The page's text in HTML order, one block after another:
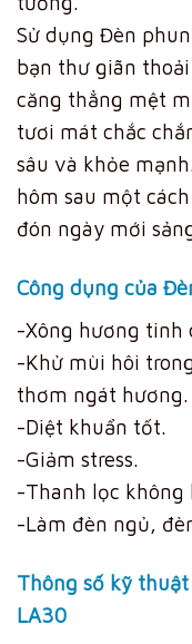
Sử dụng Đèn
bạn thư giãn
căng thẳng mệt
tươi mát chắc
sâu và khỏe
hôm sau một
đón ngày mới
Công dụng của
-Xông hương tinh
-Khử mùi hôi
thơm ngát hương.
-Diệt khuẩn tốt.
-Giảm stress.
-Thanh lọc không
-Làm đèn ngủ,
Thông số kỹ
LA30